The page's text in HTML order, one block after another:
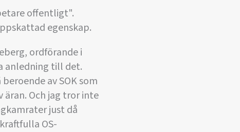
offentligt".
egenskap.
ordförande i
anledning till det.
av SOK som
äran. Och jag tror inte
just då
OS-